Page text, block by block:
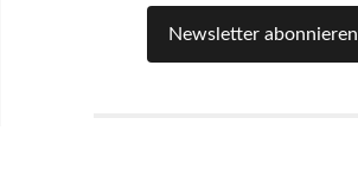
Newsletter abonnieren